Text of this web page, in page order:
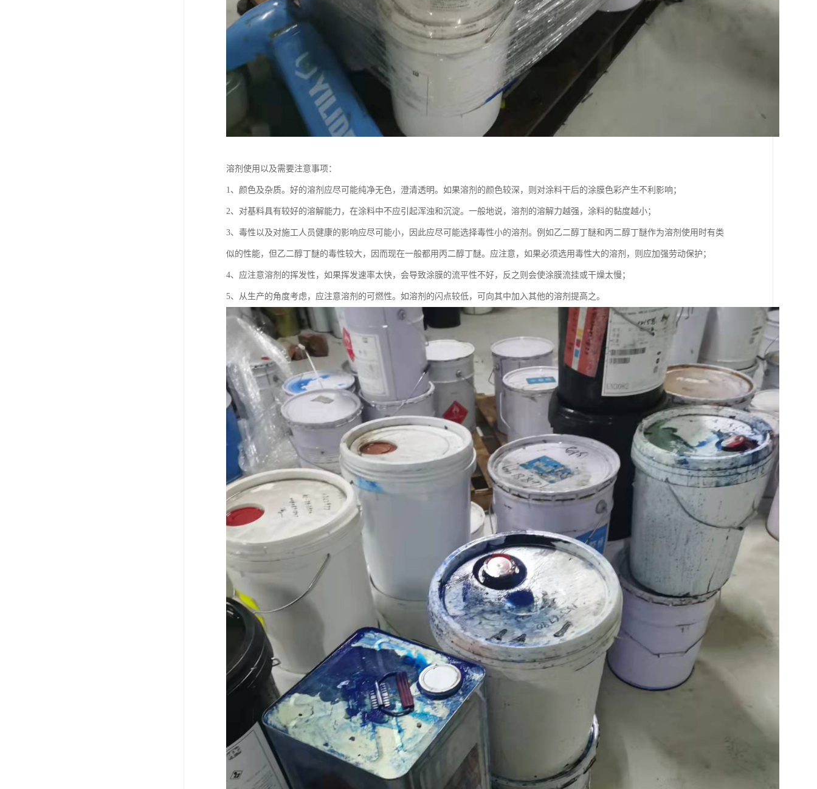
溶剂使用以及需要注意事项：
1、颜色及杂质。好的溶剂应尽可能纯净无色，澄清透明。如果溶剂的颜色较深，则对涂料干后的涂膜色彩产生不利影响；
2、对基料具有较好的溶解能力，在涂料中不应引起浑浊和沉淀。一般地说，溶剂的溶解力越强，涂料的黏度越小；
3、毒性以及对施工人员健康的影响应尽可能小，因此应尽可能选择毒性小的溶剂。例如乙二醇丁醚和丙二醇丁醚作为溶剂使用时有类
似的性能，但乙二醇丁醚的毒性较大，因而现在一般都用丙二醇丁醚。应注意，如果必须选用毒性大的溶剂，则应加强劳动保护；
4、应注意溶剂的挥发性，如果挥发速率太快，会导致涂膜的流平性不好，反之则会使涂膜流挂或干燥太慢；
5、从生产的角度考虑，应注意溶剂的可燃性。如溶剂的闪点较低，可向其中加入其他的溶剂提高之。